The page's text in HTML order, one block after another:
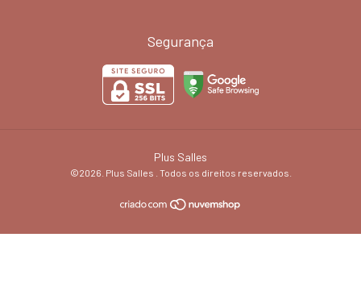
Segurança
Plus Salles
©2026. Plus Salles . Todos os direitos reservados.